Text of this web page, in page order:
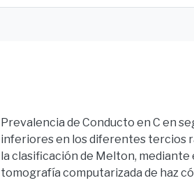
Prevalencia de Conducto en C en
inferiores en los diferentes tercios
la clasificación de Melton, mediante
tomografía computarizada de haz